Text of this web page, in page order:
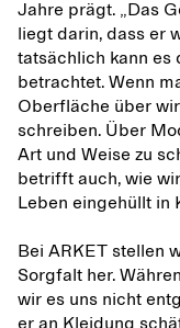
Jahre prägt. „Das
liegt darin, dass er
tatsächlich kann es
betrachtet. Wenn
Oberfläche über
schreiben. Über
Art und Weise zu
betrifft auch, wie
Leben eingehüllt in
Bei ARKET stellen
Sorgfalt her.
wir es uns nicht
er an Kleidung